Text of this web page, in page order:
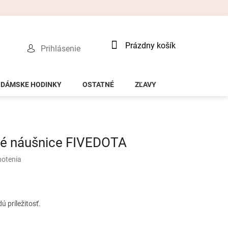
Prihlásenie
Nákupný
Prázdny košík
DÁMSKE HODINKY OSTATNÉ ZĽAVY
náušnice FIVEDOTA
príležitosť.